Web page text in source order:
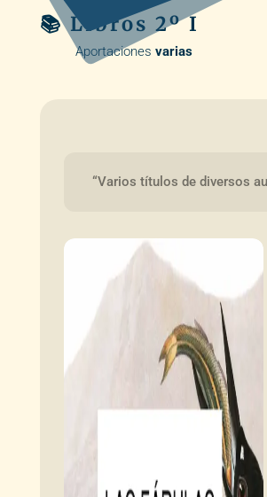
📚 Libros 2º I
Aportaciones varias
“Varios títulos de diversos